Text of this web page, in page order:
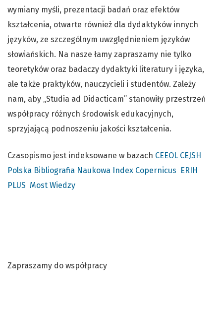
wymiany myśli, prezentacji badań oraz efektów
kształcenia, otwarte również dla dydaktyków innych
języków, ze szczególnym uwzględnieniem języków
słowiańskich. Na nasze łamy zapraszamy nie tylko
teoretyków oraz badaczy dydaktyki literatury i języka,
ale także praktyków, nauczycieli i studentów. Zależy
nam, aby „Studia ad Didacticam” stanowiły przestrzeń
współpracy różnych środowisk edukacyjnych,
sprzyjającą podnoszeniu jakości kształcenia.
Czasopismo jest indeksowane w bazach CEEOL CEJSH
Polska Bibliografia Naukowa Index Copernicus ERIH
PLUS Most Wiedzy
Zapraszamy do współpracy